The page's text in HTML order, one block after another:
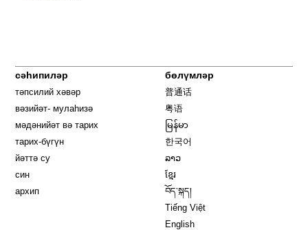
сәһипиләр
тәпсилий хәвәр
вәзийәт- мулаһизә
мәдәнийәт вә тарих
тарих-бүгүн
йәттә су
син
архип
бөлүмләр
普通话
粤语
မြန်မာ
한국어
ລາວ
ខ្មែរ
བོད་སྐད།
Tiếng Việt
English